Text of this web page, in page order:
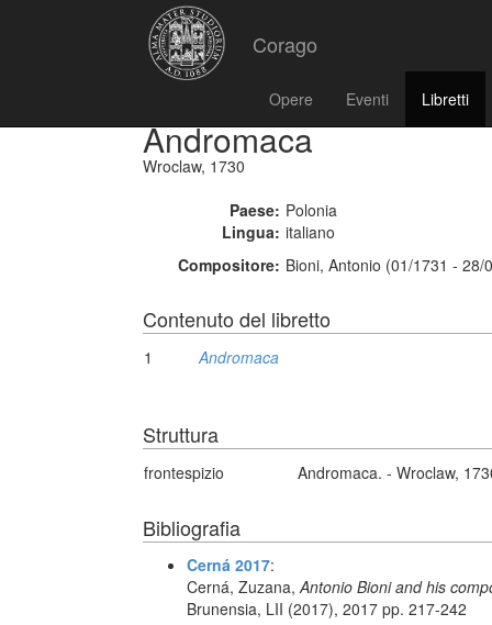
Corago
Opere Eventi Libretti
Andromaca
Wroclaw, 1730
Paese: Polonia
Lingua: italiano
Compositore: Bioni, Antonio (01/1731 - 28/
Contenuto del libretto
1 Andromaca
Struttura
frontespizio Andromaca. - Wroclaw,
Bibliografia
Cerná 2017:
Cerná, Zuzana,Antonio Bioni and his
Brunensia, LII (2017), 2017 pp. 217-242